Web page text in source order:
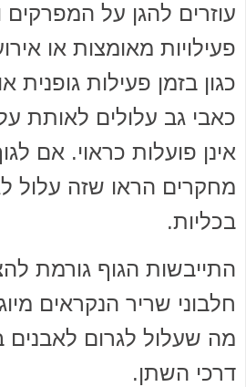
עוזרים להגן על
פעילויות מאומצות או
כגון בזמן פעילות גופנית
כאבי גב עלולים לאותת
אינן פועלות כראוי. אם
מחקרים הראו שזה עלול
בכליות.
התייבשות הגוף גורמת
חלבוני שריר הנקראים
מה שעלול לגרום לאבנים
דרכי השתן.